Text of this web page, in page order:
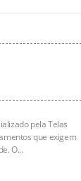
pela Telas
que exigem
O...